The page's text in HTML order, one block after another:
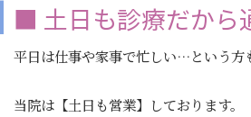
■ 土日も診療だから
平日は仕事や家事で忙しい…という方
当院は【土日も営業】しております。